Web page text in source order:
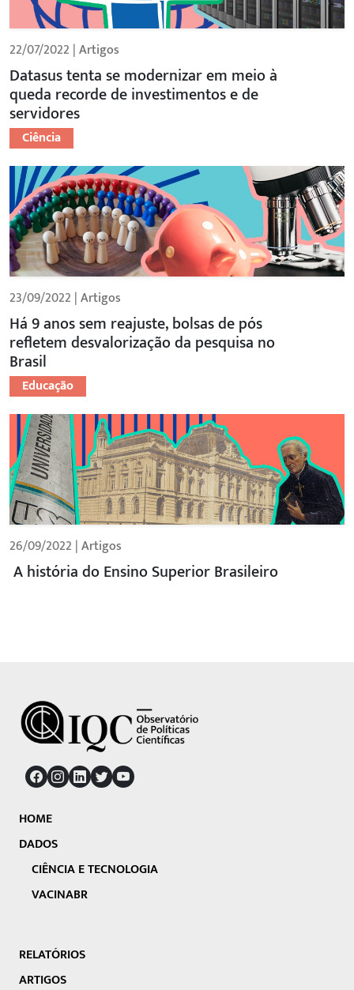
22/07/2022 |Artigos
Datasus tenta se modernizar em meio à
queda recorde de investimentos e de
servidores
Ciência
23/09/2022 |Artigos
Há 9 anos sem reajuste, bolsas de pós
refletem desvalorização da pesquisa no
Brasil
Educação
26/09/2022 |Artigos
A história do Ensino Superior Brasileiro
HOME
DADOS
CIÊNCIA E TECNOLOGIA
VACINABR
RELATÓRIOS
ARTIGOS